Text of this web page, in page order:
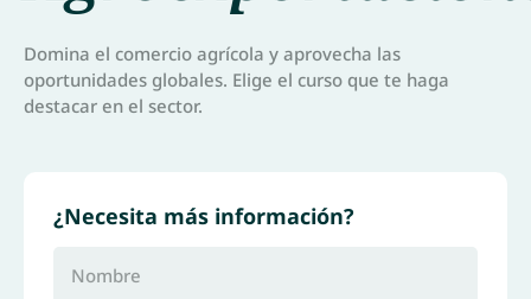
Domina el comercio agrícola y aprovecha las
oportunidades globales. Elige el curso que te haga
destacar en el sector.
¿Necesita más información?
Nombre